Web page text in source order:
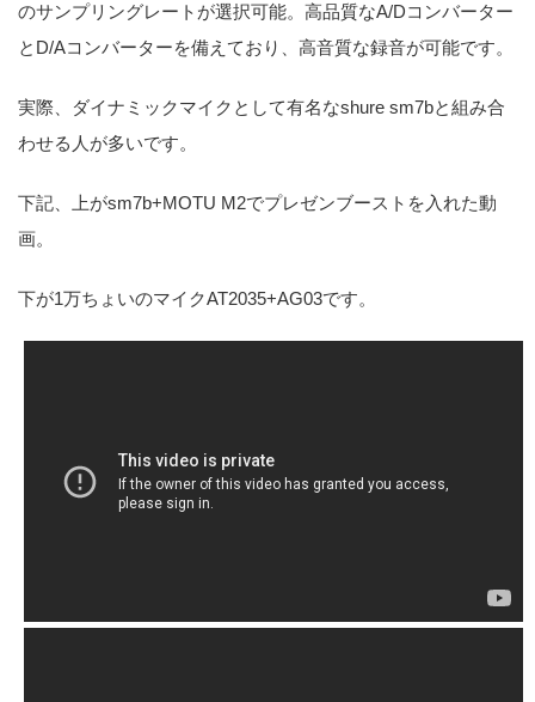
のサンプリングレートが選択可能。高品質なA/Dコンバーター
とD/Aコンバーターを備えており、高音質な録音が可能です。
実際、ダイナミックマイクとして有名なshure sm7bと組み合
わせる人が多いです。
下記、上がsm7b+MOTU M2でプレゼンブーストを入れた動
画。
下が1万ちょいのマイクAT2035+AG03です。